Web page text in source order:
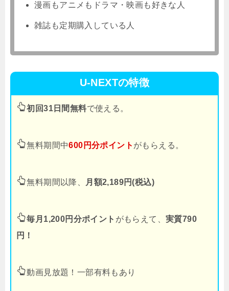
漫画もアニメもドラマ・映画も好きな人
雑誌も定期購入している人
U-NEXTの特徴
初回31日間無料で使える。
無料期間中600円分ポイント がもらえる。
無料期間以降、 月額2,189円(税込)
毎月1,200円分ポイント がもらえて、実質790
円！
動画見放題！一部有料もあり